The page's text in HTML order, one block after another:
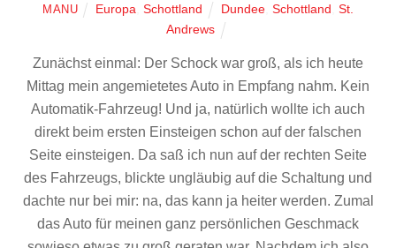
MANU Europa ,Schottland Dundee ,Schottland ,St.
Andrews
Zunächst einmal: Der Schock war groß, als ich heute
Mittag mein angemietetes Auto in Empfang nahm. Kein
Automatik-Fahrzeug! Und ja, natürlich wollte ich auch
direkt beim ersten Einsteigen schon auf der falschen
Seite einsteigen. Da saß ich nun auf der rechten Seite
des Fahrzeugs, blickte ungläubig auf die Schaltung und
dachte nur bei mir: na, das kann ja heiter werden. Zumal
das Auto für meinen ganz persönlichen Geschmack